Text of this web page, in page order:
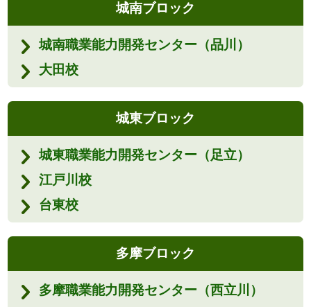
城南ブロック
城南職業能力開発センター（品川）
大田校
城東ブロック
城東職業能力開発センター（足立）
江戸川校
台東校
多摩ブロック
多摩職業能力開発センター（西立川）